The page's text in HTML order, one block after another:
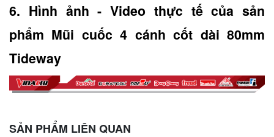
6. Hình ảnh - Video thực tế của sản
phẩm Mũi cuốc 4 cánh cốt dài 80mm
Tideway
SẢN PHẨM LIÊN QUAN